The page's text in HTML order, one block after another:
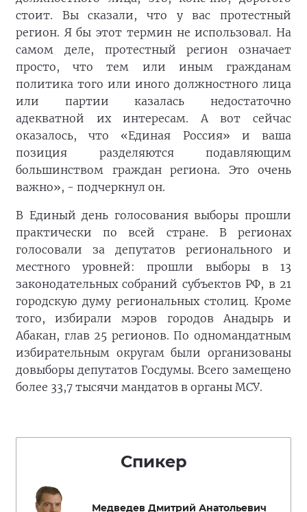
стоит. Вы сказали, что у вас протестный
регион. Я бы этот термин не использовал. На
самом деле, протестный регион означает
просто, что тем или иным гражданам
политика того или иного должностного лица
или партии казалась недостаточно
адекватной их интересам. А вот сейчас
оказалось, что «Единая Россия» и ваша
позиция разделяются подавляющим
большинством граждан региона. Это очень
важно», - подчеркнул он.
В Единый день голосования выборы прошли
практически по всей стране. В регионах
голосовали за депутатов регионального и
местного уровней: прошли выборы в 13
законодательных собраний субъектов РФ, в 21
городскую думу региональных столиц. Кроме
того, избирали мэров городов Анадырь и
Абакан, глав 25 регионов. По одномандатным
избирательным округам были организованы
довыборы депутатов Госдумы. Всего замещено
более 33,7 тысячи мандатов в органы МСУ.
Спикер
Медведев Дмитрий Анатольевич